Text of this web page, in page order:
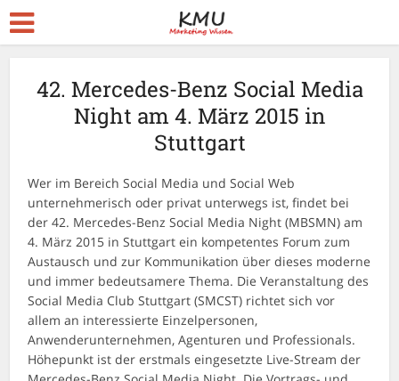
42. Mercedes-Benz Social Media
Night am 4. März 2015 in
Stuttgart
Wer im Bereich Social Media und Social Web
unternehmerisch oder privat unterwegs ist, findet bei
der 42. Mercedes-Benz Social Media Night (MBSMN) am
4. März 2015 in Stuttgart ein kompetentes Forum zum
Austausch und zur Kommunikation über dieses moderne
und immer bedeutsamere Thema. Die Veranstaltung des
Social Media Club Stuttgart (SMCST) richtet sich vor
allem an interessierte Einzelpersonen,
Anwenderunternehmen, Agenturen und Professionals.
Höhepunkt ist der erstmals eingesetzte Live-Stream der